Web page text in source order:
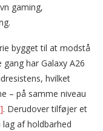
gaming,
bygget til at modstå
har Galaxy A26
hvilket
– på samme niveau
. Derudover tilføjer et
af holdbarhed